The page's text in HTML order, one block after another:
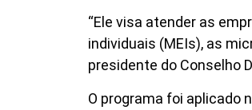
“Ele visa atender as
individuais (MEIs), as
presidente do Conselho
O programa foi aplicado